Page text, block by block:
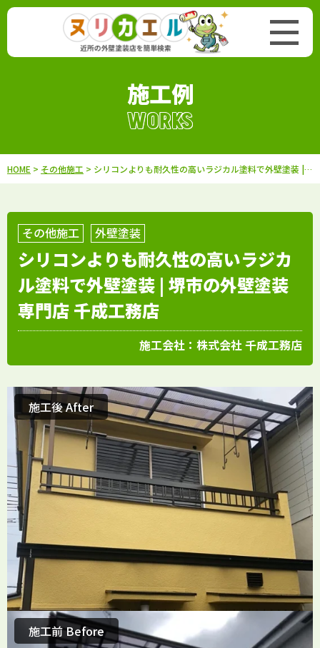
施工例
WORKS
HOME > その他施工 > シリコンよりも耐久性の高いラジカル塗料で外壁塗装 | 堺市の外壁塗装専門店 千成工務店
その他施工 外壁塗装
シリコンよりも耐久性の高いラジカ
ル塗料で外壁塗装 | 堺市の外壁塗装
専門店 千成工務店
施工会社： 株式会社 千成工務店
施工前 Before
施工後 After